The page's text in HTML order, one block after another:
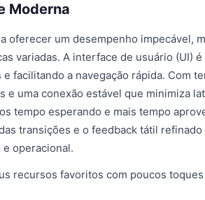
Moderna
oferecer um desempenho impecável,
variadas. A interface de usuário (UI) é
facilitando a navegação rápida. Com
uma conexão estável que minimiza
tempo esperando e mais tempo
transições e o feedback tátil refinado
operacional.
recursos favoritos com poucos